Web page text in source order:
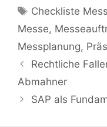
Schlagwörter
Checkliste
Messe,
Messplanung,
Rechtliche
Abmahner
SAP als